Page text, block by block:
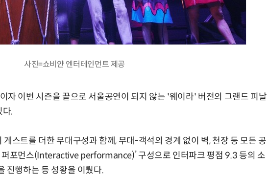
사진=쇼비얀 엔터테인먼트 제공
자 이번 시즌을 끝으로 서울공연이 되지 않는 '웨이라' 버전의 그랜드 피날
다.
스트를 더한 무대구성과 함께, 무대-객석의 경계 없이 벽, 천장 등 모든 공
퍼포먼스(Interactive performance)’ 구성으로 인터파크 평점 9.3 등의 소
진행하는 등 성황을 이뤘다.